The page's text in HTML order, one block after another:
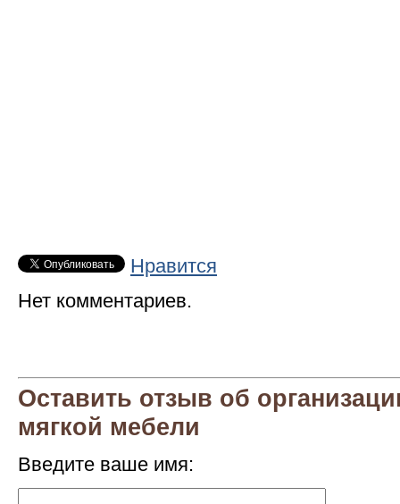
Нравится
Нет комментариев.
Оставить отзыв об
мягкой мебели
Введите ваше имя: